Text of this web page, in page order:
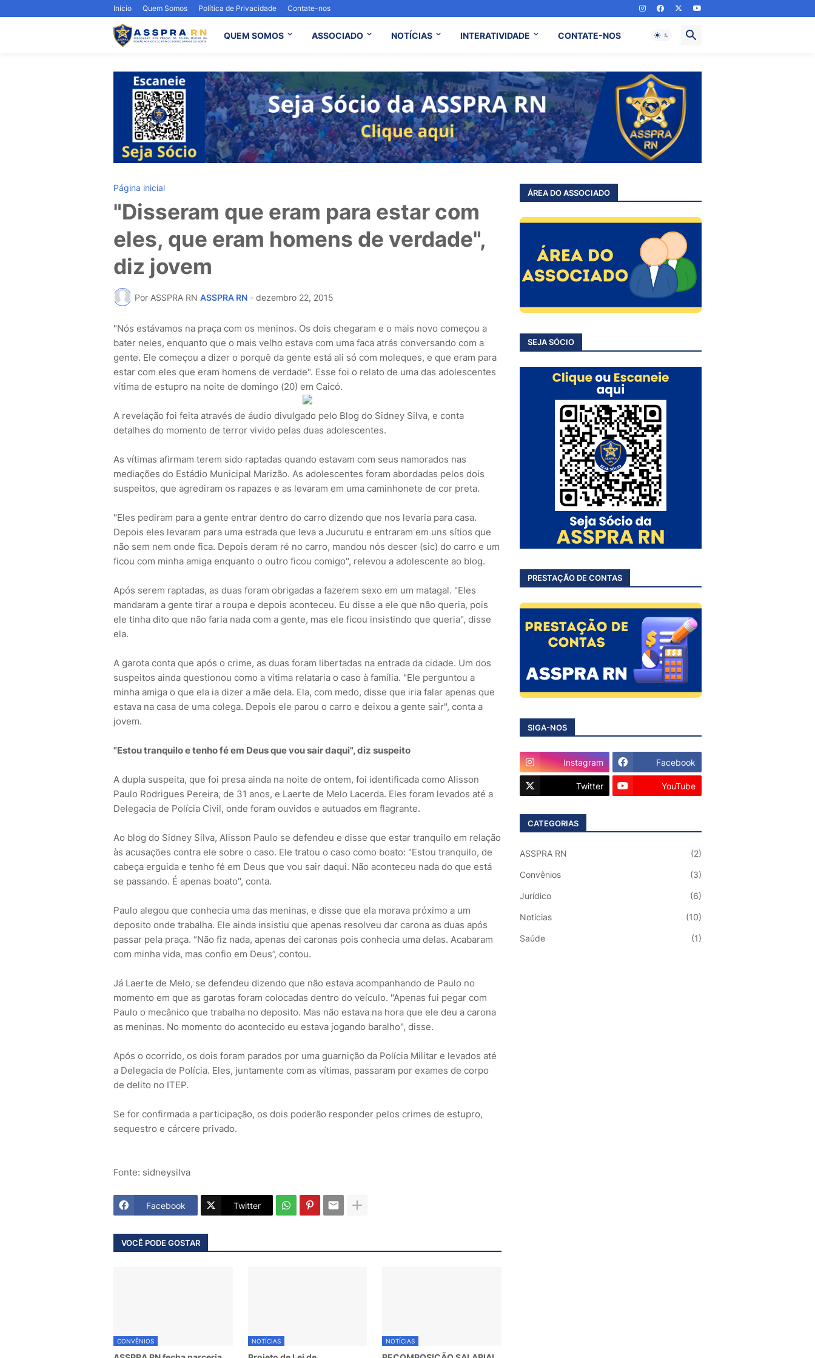
Início Quem Somos Política de Privacidade Contate-nos
QUEM SOMOS ASSOCIADO NOTÍCIAS INTERATIVIDADE CONTATE-NOS
Página inicial
"Disseram que eram para estar com
eles, que eram homens de verdade",
diz jovem
Por ASSPRA RN ASSPRA RN - dezembro 22, 2015
"Nós estávamos na praça com os meninos. Os dois chegaram e o mais novo começou a
bater neles, enquanto que o mais velho estava com uma faca atrás conversando com a
gente. Ele começou a dizer o porquê da gente está ali só com moleques, e que eram para
estar com eles que eram homens de verdade". Esse foi o relato de uma das adolescentes
vítima de estupro na noite de domingo (20) em Caicó.
A revelação foi feita através de áudio divulgado pelo Blog do Sidney Silva, e conta
detalhes do momento de terror vivido pelas duas adolescentes.
As vítimas afirmam terem sido raptadas quando estavam com seus namorados nas
mediações do Estádio Municipal Marizão. As adolescentes foram abordadas pelos dois
suspeitos, que agrediram os rapazes e as levaram em uma caminhonete de cor preta.
"Eles pediram para a gente entrar dentro do carro dizendo que nos levaria para casa.
Depois eles levaram para uma estrada que leva a Jucurutu e entraram em uns sítios que
não sem nem onde fica. Depois deram ré no carro, mandou nós descer (sic) do carro e um
ficou com minha amiga enquanto o outro ficou comigo", relevou a adolescente ao blog.
Após serem raptadas, as duas foram obrigadas a fazerem sexo em um matagal. "Eles
mandaram a gente tirar a roupa e depois aconteceu. Eu disse a ele que não queria, pois
ele tinha dito que não faria nada com a gente, mas ele ficou insistindo que queria", disse
ela.
A garota conta que após o crime, as duas foram libertadas na entrada da cidade. Um dos
suspeitos ainda questionou como a vítima relataria o caso à família. "Ele perguntou a
minha amiga o que ela ia dizer a mãe dela. Ela, com medo, disse que iria falar apenas que
estava na casa de uma colega. Depois ele parou o carro e deixou a gente sair", conta a
jovem.
"Estou tranquilo e tenho fé em Deus que vou sair daqui", diz suspeito
A dupla suspeita, que foi presa ainda na noite de ontem, foi identificada como Alisson
Paulo Rodrigues Pereira, de 31 anos, e Laerte de Melo Lacerda. Eles foram levados até a
Delegacia de Polícia Civil, onde foram ouvidos e autuados em flagrante.
Ao blog do Sidney Silva, Alisson Paulo se defendeu e disse que estar tranquilo em relação
às acusações contra ele sobre o caso. Ele tratou o caso como boato: "Estou tranquilo, de
cabeça erguida e tenho fé em Deus que vou sair daqui. Não aconteceu nada do que está
se passando. É apenas boato", conta.
Paulo alegou que conhecia uma das meninas, e disse que ela morava próximo a um
deposito onde trabalha. Ele ainda insistiu que apenas resolveu dar carona as duas após
passar pela praça. “Não fiz nada, apenas dei caronas pois conhecia uma delas. Acabaram
com minha vida, mas confio em Deus”, contou.
Já Laerte de Melo, se defendeu dizendo que não estava acompanhando de Paulo no
momento em que as garotas foram colocadas dentro do veículo. "Apenas fui pegar com
Paulo o mecânico que trabalha no deposito. Mas não estava na hora que ele deu a carona
as meninas. No momento do acontecido eu estava jogando baralho", disse.
Após o ocorrido, os dois foram parados por uma guarnição da Polícia Militar e levados até
a Delegacia de Polícia. Eles, juntamente com as vítimas, passaram por exames de corpo
de delito no ITEP.
Se for confirmada a participação, os dois poderão responder pelos crimes de estupro,
sequestro e cárcere privado.
Fonte: sidneysilva
Facebook Twitter
VOCÊ PODE GOSTAR
CONVÊNIOS NOTÍCIAS NOTÍCIAS
ÁREA DO ASSOCIADO
SEJA SÓCIO
PRESTAÇÃO DE CONTAS
SIGA-NOS
Instagram Facebook
Twitter YouTube
CATEGORIAS
ASSPRA RN (2)
Convênios (3)
Jurídico (6)
Notícias (10)
Saúde (1)